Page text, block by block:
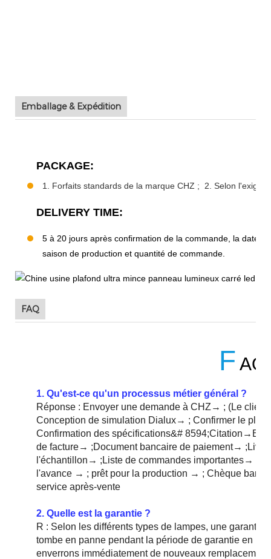
Emballage & Expédition
PACKAGE:
1. Forfaits standards de la marque CHZ ; 2. Selon
DELIVERY TIME:
5 à 20 jours après confirmation de la commande, la date
saison de production et quantité de commande.
FAQ
F AQ
1. Qu'est-ce qu'un processus métier général ?
Réponse : Envoyer une demande à CHZ→ ; (Le
Conception de simulation Dialux→ ; Confirmer le
Confirmation des spécifications&#
de facture→ ;Document bancaire de paiement→
l'échantillon→ ;Liste de commandes importantes→ ;
l'avance → ; prêt pour la production → ; Chèque
service après-vente
2. Quelle est la garantie ?
R : Selon les différents types de lampes, une garantie
tombe en panne pendant la période de garantie en
enverrons immédiatement de nouveaux